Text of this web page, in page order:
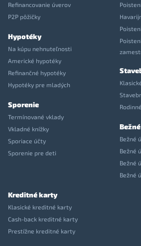
Refinancovanie úverov
P2P pôžičky
Hypotéky
Na kúpu nehnuteľnosti
Americké hypotéky
Refinančné hypotéky
Hypotéky pre mladých
Sporenie
Termínované vklady
Vkladné knížky
Sporiace účty
Sporenie pre deti
Bežné
Bežné
Bežné
Bežné
Kreditné karty
Klasické kreditné karty
Cash-back kreditné karty
Prestížne kreditné karty